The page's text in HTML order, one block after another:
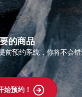
的商品
前预约系统，你将不会错
始预约！